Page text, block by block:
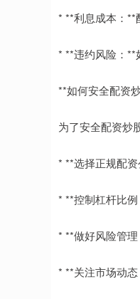
* **利息成本：**
* **违约风险：**
**如何安全配资
为了安全配资炒
* **选择正规配
* **控制杠杆比例
* **做好风险管
* **关注市场动